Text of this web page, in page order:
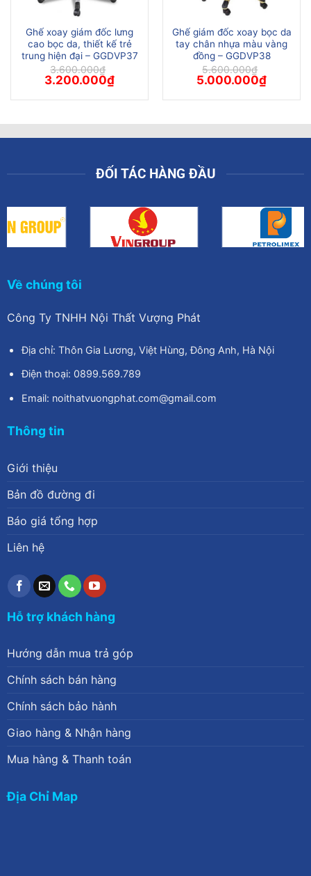
Ghế xoay giám đốc lưng
cao bọc da, thiết kế trẻ
trung hiện đại – GGDVP37
3.600.000₫
Giá
gốc
là:
3.200.000₫Giá
tại
Ghế giám đốc xoay bọc da
tay chân nhựa màu vàng
đồng – GGDVP38
5.600.000₫
Giá
gốc
là:
5.000.000₫Giá
tại
ĐỐI TÁC HÀNG ĐẦU
Về chúng tôi
Công Ty TNHH Nội Thất Vượng Phát
Địa chỉ: Thôn Gia Lương, Việt Hùng, Đông Anh, Hà Nội
Điện thoại: 0899.569.789
Email: noithatvuongphat.com@gmail.com
Thông tin
Giới thiệu
Bản đồ đường đi
Báo giá tổng hợp
Liên hệ
Hỗ trợ khách hàng
Hướng dẫn mua trả góp
Chính sách bán hàng
Chính sách bảo hành
Giao hàng & Nhận hàng
Mua hàng & Thanh toán
Địa Chỉ Map